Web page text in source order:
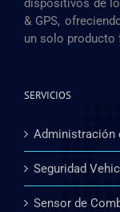
& GPS,
un solo producto
SERVICIOS
Administración
Seguridad
Sensor de